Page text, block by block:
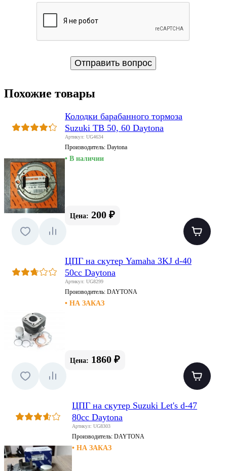
Похожие товары
Колодки барабанного тормоза
Suzuki TB 50, 60 Daytona
Артикул: UG4634
Производитель: Daytona
• В наличии
Цена: 200 ₽
ЦПГ на скутер Yamaha 3KJ d-40
50cc Daytona
Артикул: UG8299
Производитель: DAYTONA
• НА ЗАКАЗ
Цена: 1860 ₽
ЦПГ на скутер Suzuki Let's d-47
80cc Daytona
Артикул: UG8303
Производитель:DAYTONA
• НА ЗАКАЗ